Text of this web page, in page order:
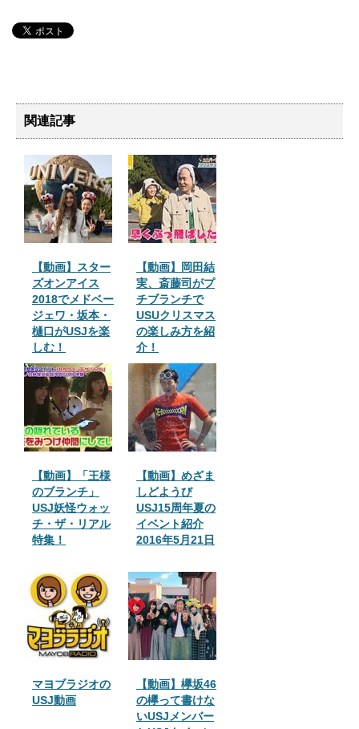
関連記事
【動画】スター
ズオンアイス
2018でメドベー
ジェワ・坂本・
樋口がUSJを楽
しむ！
【動画】岡田結
実、斎藤司がプ
チブランチで
USUクリスマス
の楽しみ方を紹
介！
【動画】「王様
のブランチ」
USJ妖怪ウォッ
チ・ザ・リアル
特集！
【動画】めざま
しどようび
USJ15周年夏の
イベント紹介
2016年5月21日
マヨブラジオの
USJ動画
【動画】欅坂46
の欅って書けな
いUSJメンバー